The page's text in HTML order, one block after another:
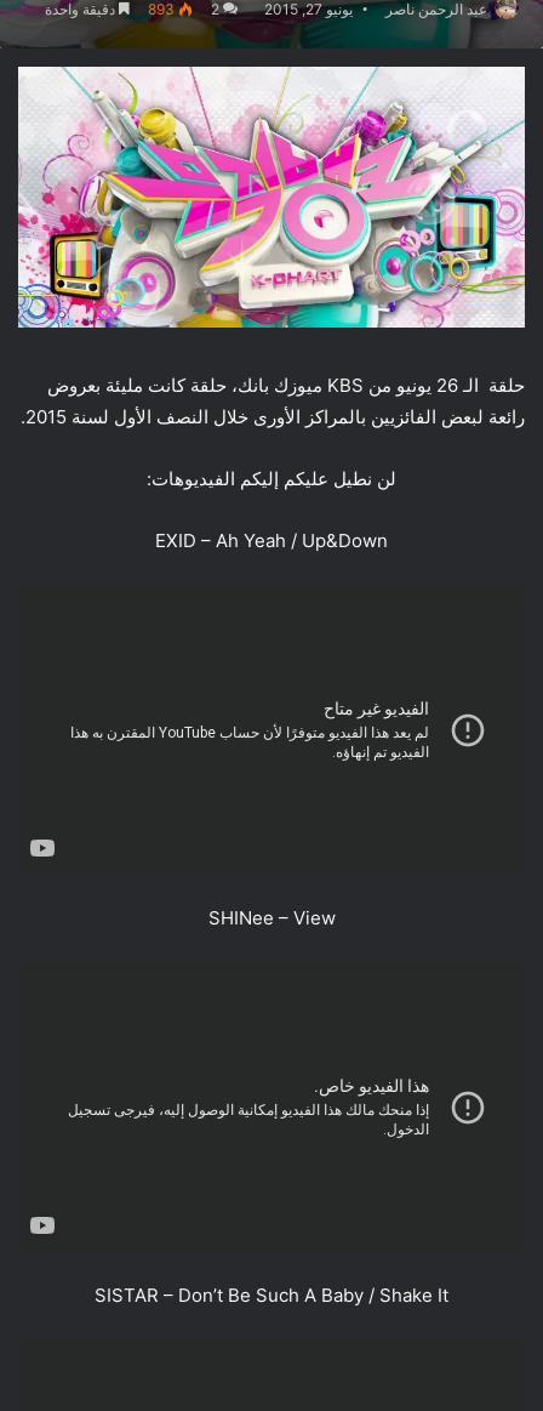
عبد الرحمن ناصر يونيو 27, 2015 2
893 دقيقة واحدة
حلقة الـ 26 يونيو من KBS ميوزك بانك، حلقة كانت مليئة بعروض
رائعة لبعض الفائزيين بالمراكز الأورى خلال النصف الأول لسنة 2015.
لن نطيل عليكم إليكم الفيديوهات:
EXID – Ah Yeah / Up&Down
SHINee – View
SISTAR – Don’t Be Such A Baby / Shake It